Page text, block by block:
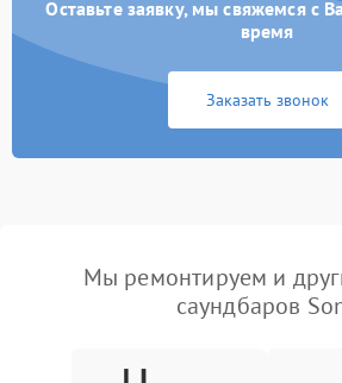
Оставьте заявку, мы свяжемся с
время
Заказать звонок
Мы ремонтируем и
саундбаров